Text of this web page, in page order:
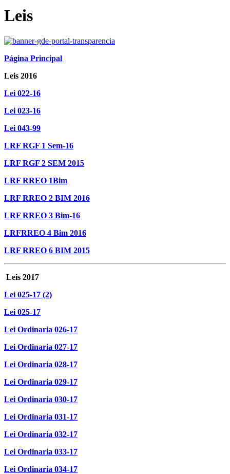
Leis
Página Principal
Leis 2016
Lei 022-16
Lei 023-16
Lei 043-99
LRF RGF 1 Sem-16
LRF RGF 2 SEM 2015
LRF RREO 1Bim
LRF RREO 2 BIM 2016
LRF RREO 3 Bim-16
LRFRREO 4 Bim 2016
LRF RREO 6 BIM 2015
Leis 2017
Lei 025-17 (2)
Lei 025-17
Lei Ordinaria 026-17
Lei Ordinaria 027-17
Lei Ordinaria 028-17
Lei Ordinaria 029-17
Lei Ordinaria 030-17
Lei Ordinaria 031-17
Lei Ordinaria 032-17
Lei Ordinaria 033-17
Lei Ordinaria 034-17